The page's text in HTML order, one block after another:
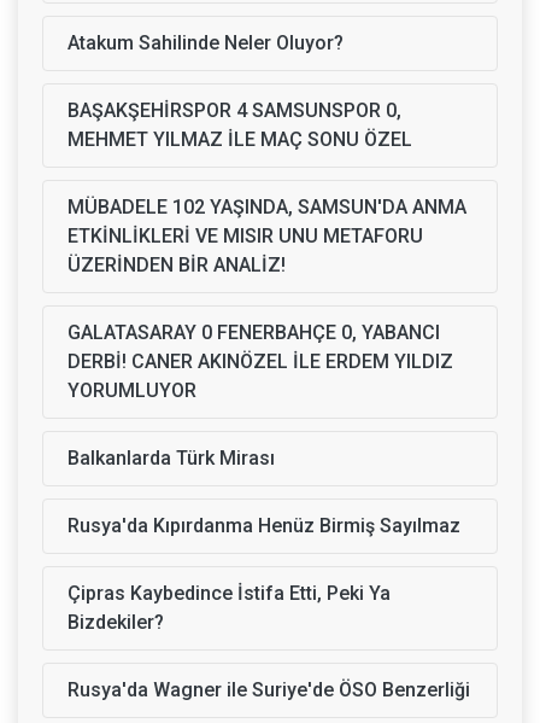
Atakum Sahilinde Neler Oluyor?
BAŞAKŞEHİRSPOR 4 SAMSUNSPOR 0,
MEHMET YILMAZ İLE MAÇ SONU ÖZEL
MÜBADELE 102 YAŞINDA, SAMSUN'DA ANMA
ETKİNLİKLERİ VE MISIR UNU METAFORU
ÜZERİNDEN BİR ANALİZ!
GALATASARAY 0 FENERBAHÇE 0, YABANCI
DERBİ! CANER AKINÖZEL İLE ERDEM YILDIZ
YORUMLUYOR
Balkanlarda Türk Mirası
Rusya'da Kıpırdanma Henüz Birmiş Sayılmaz
Çipras Kaybedince İstifa Etti, Peki Ya
Bizdekiler?
Rusya'da Wagner ile Suriye'de ÖSO Benzerliği